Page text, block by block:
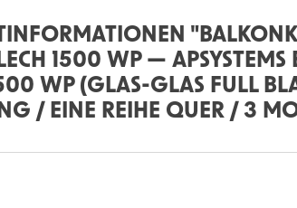
1500 WP —
WP (GLAS-GLAS FULL
/ EINE REIHE QUER / 3